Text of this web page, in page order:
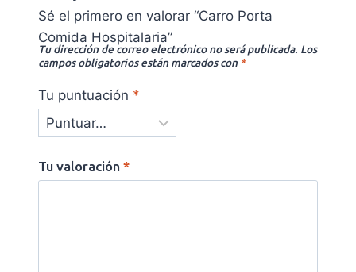
Sé el primero en valorar “Carro Porta
Comida Hospitalaria”
Tu dirección de correo electrónico no será publicada. Los
campos obligatorios están marcados con *
Tu puntuación *
Tu valoración *